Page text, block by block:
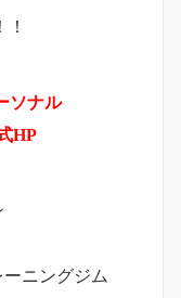
ソナル
HP
ニングジム